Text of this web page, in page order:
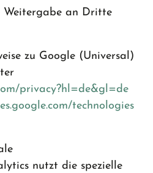
Weitergabe an Dritte
zu Google (Universal)
/privacy?hl=de&gl=de
/technologies
nutzt die spezielle